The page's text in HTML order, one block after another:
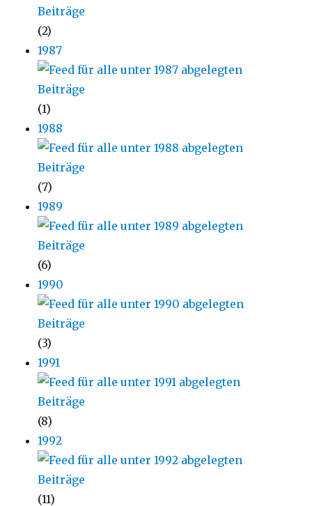
(2)
1987
(1)
1988
(7)
1989
(6)
1990
(3)
1991
(8)
1992
(11)